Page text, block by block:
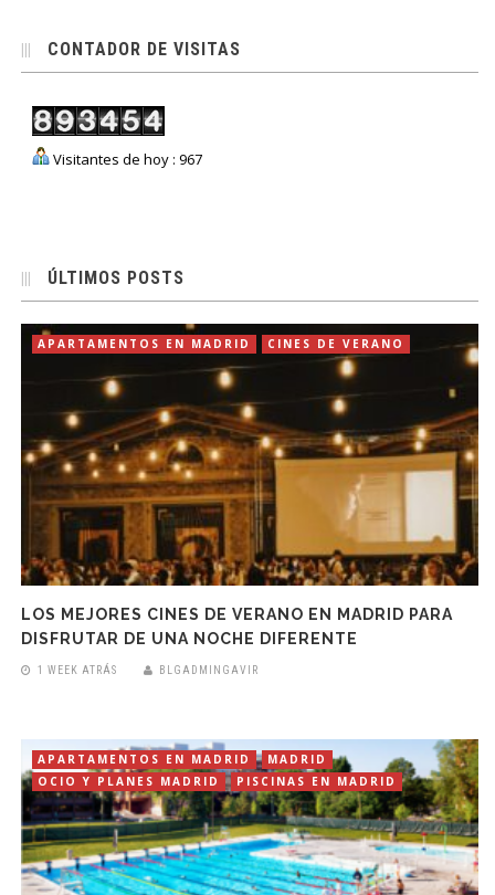
CONTADOR DE VISITAS
Visitantes de hoy : 967
ÚLTIMOS POSTS
APARTAMENTOS EN MADRID CINES DE VERANO
LOS MEJORES CINES DE VERANO EN MADRID PARA
DISFRUTAR DE UNA NOCHE DIFERENTE
1 WEEK ATRÁS BLGADMINGAVIR
APARTAMENTOS EN MADRID
MADRID
OCIO Y PLANES MADRID
PISCINAS EN MADRID